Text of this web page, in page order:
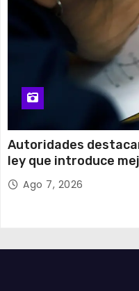
Autoridades
ley que introduce
Admisión Escolar
Ago 7, 2026